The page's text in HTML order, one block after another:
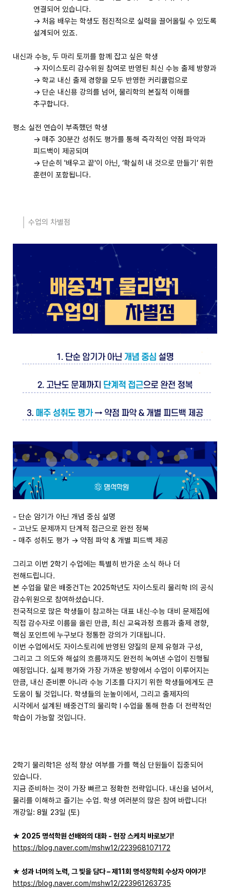
연결되어 있습니다.
→ 처음 배우는 학생도 점진적으로 실력을 끌어올릴 수 있도록
설계되어 있죠.
내신과 수능, 두 마리 토끼를 함께 잡고 싶은 학생
→ 자이스토리 감수위원 참여로 반영된 최신 수능 출제 방향과
→ 학교 내신 출제 경향을 모두 반영한 커리큘럼으로
→ 단순 내신용 강의를 넘어, 물리학의 본질적 이해를
추구합니다.
평소 실전 연습이 부족했던 학생
→ 매주 30분간 성취도 평가를 통해 즉각적인 약점 파악과
피드백이 제공되며
→ 단순히 '배우고 끝'이 아닌, ‘확실히 내 것으로 만들기’ 위한
훈련이 포함됩니다.
수업의 차별점
- 단순 암기가 아닌 개념 중심 설명
- 고난도 문제까지 단계적 접근으로 완전 정복
- 매주 성취도 평가 → 약점 파악 & 개별 피드백 제공
그리고 이번 2학기 수업에는 특별히 반가운 소식 하나 더
전해드립니다.
본 수업을 맡은 배중건T는 2025학년도 자이스토리 물리학 I의 공식
감수위원으로 참여하셨습니다.
전국적으로 많은 학생들이 참고하는 대표 내신·수능 대비 문제집에
직접 감수자로 이름을 올린 만큼, 최신 교육과정 흐름과 출제 경향,
핵심 포인트에 누구보다 정통한 강의가 기대됩니다.
이번 수업에서도 자이스토리에 반영된 양질의 문제 유형과 구성,
그리고 그 의도와 해설의 흐름까지도 완전히 녹여낸 수업이 진행될
예정입니다. 실제 평가와 가장 가까운 방향에서 수업이 이루어지는
만큼, 내신 준비뿐 아니라 수능 기초를 다지기 위한 학생들에게도 큰
도움이 될 것입니다. 학생들의 눈높이에서, 그리고 출제자의
시각에서 설계된 배중건T의 물리학 I 수업을 통해 한층 더 전략적인
학습이 가능할 것입니다.
2학기 물리학1은 성적 향상 여부를 가를 핵심 단원들이 집중되어
있습니다.
지금 준비하는 것이 가장 빠르고 정확한 전략입니다. 내신을 넘어서,
물리를 이해하고 즐기는 수업. 학생 여러분의 많은 참여 바랍니다!
개강일: 8월 23일 (토)
★ 2025 명석학원 선배와의 대화 - 현장 스케치 바로보기!
https://blog.naver.com/mshw12/223968107172
★ 성과 너머의 노력, 그 빛을 담다 – 제11회 명석장학회 수상자 이야기!
https://blog.naver.com/mshw12/223961263735